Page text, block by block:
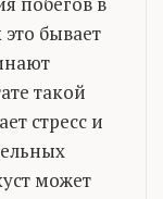
бывает
такой
стресс и
может